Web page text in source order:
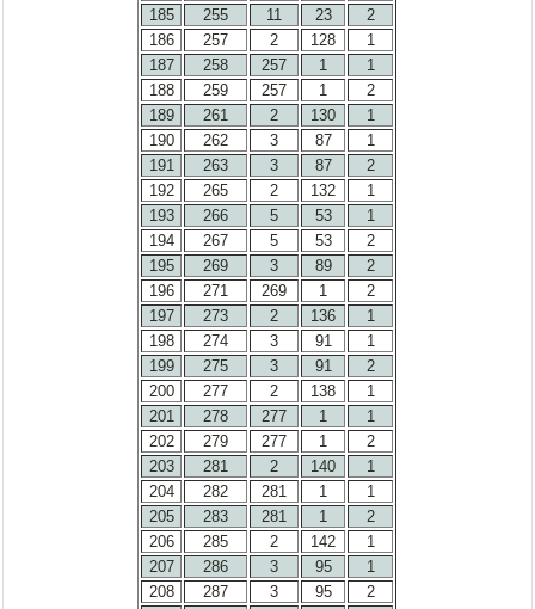
185
255 11 23
2
186
257 2 128
1
187
258 257 1
1
188
259 257 1
2
189
261 2 130
1
190
262 3 87
1
191
263 3 87
2
192
265 2 132
1
193
266 5 53
1
194
267 5 53
2
195
269 3 89
2
196
271 269 1
2
197
273 2 136
1
198
274 3 91
1
199
275 3 91
2
200
277 2 138
1
201
278 277 1
1
202
279 277 1
2
203
281 2 140
1
204
282 281 1
1
205
283 281 1
2
206
285 2 142
1
207
286 3 95
1
208
287 3 95
2